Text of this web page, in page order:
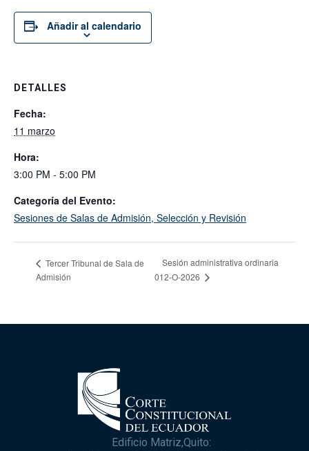
Añadir al calendario
DETALLES
Fecha:
11 marzo
Hora:
3:00 PM - 5:00 PM
Categoría del Evento:
Sesiones de Salas de Admisión, Selección y Revisión
Tercer Tribunal de Sala de
Admisión
Sesión administrativa ordinaria
012-O-2026
Edificio Matriz,Quito: